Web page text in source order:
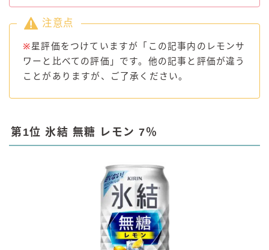
注意点
※星評価をつけていますが「この記事内のレモンサ
ワーと比べての評価」です。他の記事と評価が違う
ことがありますが、ご了承ください。
第1位 氷結 無糖 レモン 7％